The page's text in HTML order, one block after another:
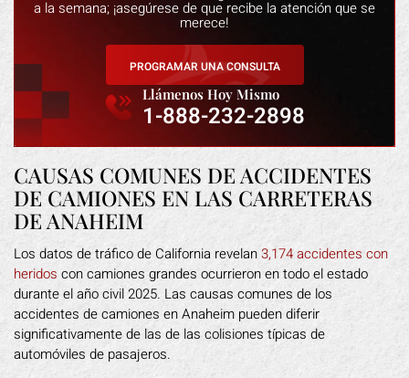
a la semana; ¡asegúrese de que recibe la atención que se
merece!
PROGRAMAR UNA CONSULTA
Llámenos Hoy Mismo
1-888-232-2898
CAUSAS COMUNES DE ACCIDENTES
DE CAMIONES EN LAS CARRETERAS
DE ANAHEIM
Los datos de tráfico de California revelan3,174 accidentes con
heridos con camiones grandes ocurrieron en todo el estado
durante el año civil 2025. Las causas comunes de los
accidentes de camiones en Anaheim pueden diferir
significativamente de las de las colisiones típicas de
automóviles de pasajeros.